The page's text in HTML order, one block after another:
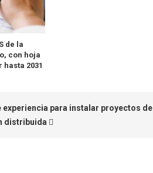
de la
con hoja
2031
experiencia para instalar proyectos de
distribuida